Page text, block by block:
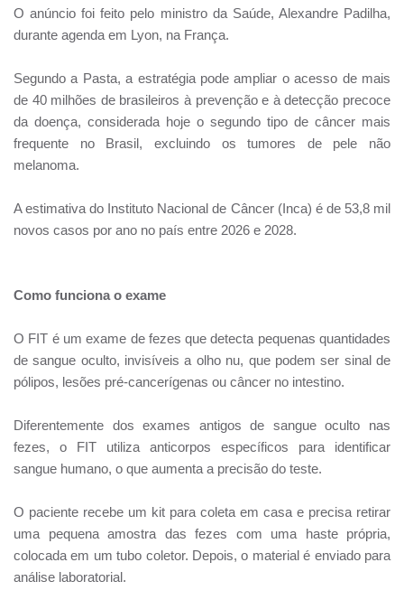
O anúncio foi feito pelo ministro da Saúde, Alexandre Padilha,
durante agenda em Lyon, na França.
Segundo a Pasta, a estratégia pode ampliar o acesso de mais
de 40 milhões de brasileiros à prevenção e à detecção precoce
da doença, considerada hoje o segundo tipo de câncer mais
frequente no Brasil, excluindo os tumores de pele não
melanoma.
A estimativa do Instituto Nacional de Câncer (Inca) é de 53,8 mil
novos casos por ano no país entre 2026 e 2028.
Como funciona o exame
O FIT é um exame de fezes que detecta pequenas quantidades
de sangue oculto, invisíveis a olho nu, que podem ser sinal de
pólipos, lesões pré-cancerígenas ou câncer no intestino.
Diferentemente dos exames antigos de sangue oculto nas
fezes, o FIT utiliza anticorpos específicos para identificar
sangue humano, o que aumenta a precisão do teste.
O paciente recebe um kit para coleta em casa e precisa retirar
uma pequena amostra das fezes com uma haste própria,
colocada em um tubo coletor. Depois, o material é enviado para
análise laboratorial.